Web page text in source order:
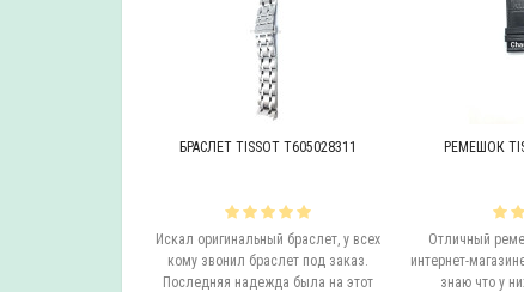
БРАСЛЕТ TISSOT T605028311
Искал оригинальный браслет, у всех
кому звонил браслет под заказ.
Последняя надежда была на этот
РЕМЕШОК
Отличный
интернет-
знаю что у